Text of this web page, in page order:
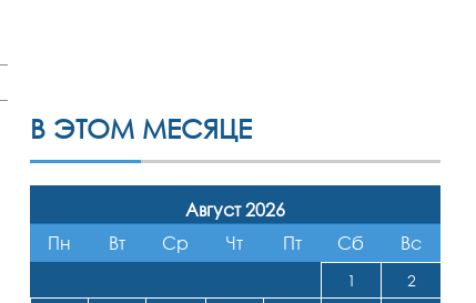
В ЭТОМ МЕСЯЦЕ
Август 2026
Пн
Вт Ср Чт Пт Сб Вс
1
2